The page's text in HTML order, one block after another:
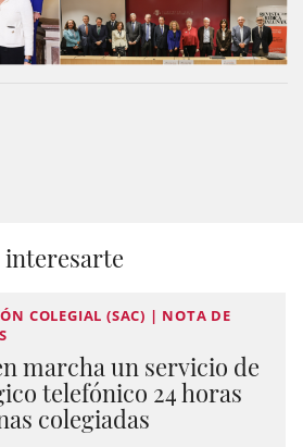
interesarte
COLEGIAL (SAC) | NOTA DE
marcha un servicio de
telefónico 24 horas
colegiadas